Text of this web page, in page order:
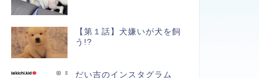
【第１話】犬嫌いが犬を飼
う!?
だい吉のインスタグラム